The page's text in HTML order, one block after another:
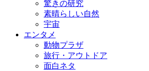
驚きの研究
素晴らしい自然
宇宙
エンタメ
動物プラザ
旅行・アウトドア
面白ネタ